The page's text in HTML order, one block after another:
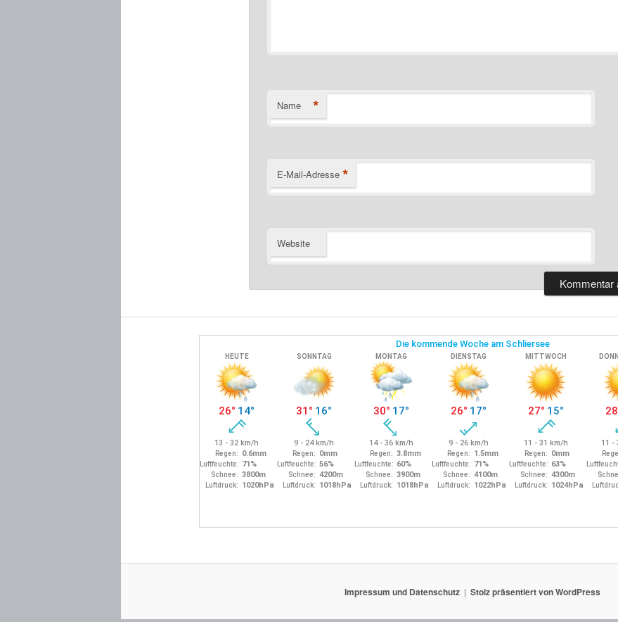
Name *
E-Mail-Adresse *
Website
Impressum und Datenschutz Stolz präsentiert von WordPress